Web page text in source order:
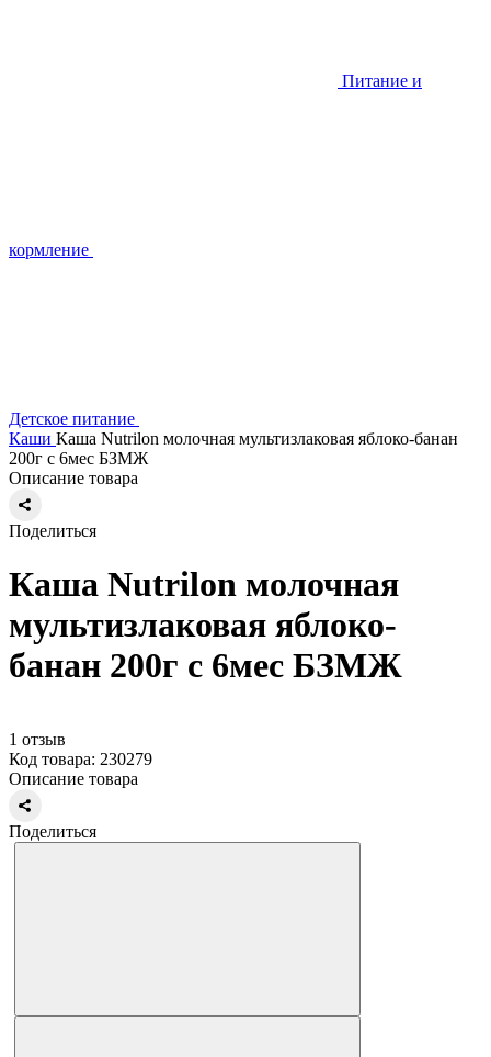
Питание и
кормление
Детское питание
Каши Каша Nutrilon молочная мультизлаковая яблоко-банан
200г с 6мес БЗМЖ
Описание товара
Поделиться
Каша Nutrilon молочная
мультизлаковая яблоко-
банан 200г с 6мес БЗМЖ
1 отзыв
Код товара: 230279
Описание товара
Поделиться